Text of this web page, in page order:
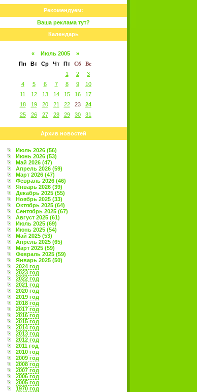
Рекомендуем:
Ваша реклама тут?
Календарь
« Июль 2005
»
Пн
Вт Ср Чт Пт Сб
Вс
1
2
3
4
5 6 7 8 9
10
11
12 13 14 15 16
17
18
19 20 21 22 23
24
25
26 27 28 29 30 31
Архив новостей
Июль 2026 (56)
Июнь 2026 (53)
Май 2026 (47)
Апрель 2026 (59)
Март 2026 (47)
Февраль 2026 (46)
Январь 2026 (39)
Декабрь 2025 (55)
Ноябрь 2025 (33)
Октябрь 2025 (64)
Сентябрь 2025 (67)
Август 2025 (61)
Июль 2025 (69)
Июнь 2025 (54)
Май 2025 (53)
Апрель 2025 (65)
Март 2025 (59)
Февраль 2025 (59)
Январь 2025 (50)
2024 год
2023 год
2022 год
2021 год
2020 год
2019 год
2018 год
2017 год
2016 год
2015 год
2014 год
2013 год
2012 год
2011 год
2010 год
2009 год
2008 год
2007 год
2006 год
2005 год
1970 год